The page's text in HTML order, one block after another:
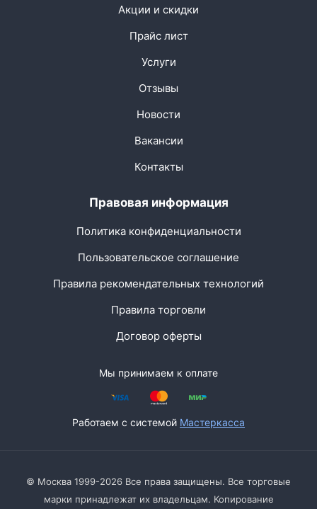
Акции и скидки
Прайс лист
Услуги
Отзывы
Новости
Вакансии
Контакты
Правовая информация
Политика конфиденциальности
Пользовательское соглашение
Правила рекомендательных технологий
Правила торговли
Договор оферты
Мы принимаем к оплате
Работаем с системой Мастеркасса
© Москва 1999-2026 Все права защищены. Все торговые
марки принадлежат их владельцам. Копирование